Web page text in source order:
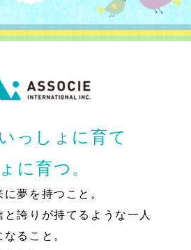
っしょに育て
に育つ。
夢を持つこと。
誇りが持てるような一人
ること。